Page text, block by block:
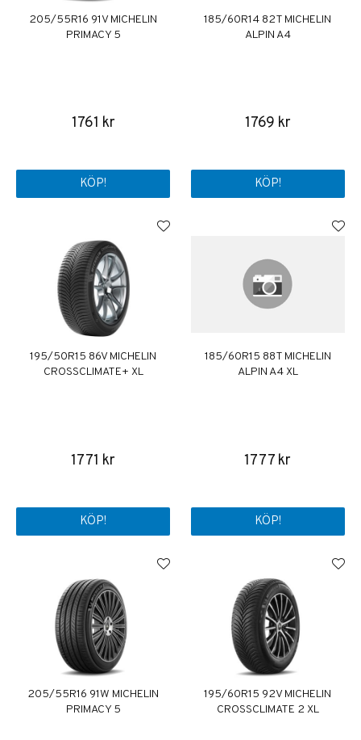
205/55R16 91V MICHELIN
PRIMACY 5
1761 kr
KÖP!
185/60R14 82T MICHELIN
ALPIN A4
1769 kr
KÖP!
195/50R15 86V MICHELIN
CROSSCLIMATE+ XL
1771 kr
KÖP!
185/60R15 88T MICHELIN
ALPIN A4 XL
1777 kr
KÖP!
205/55R16 91W MICHELIN
PRIMACY 5
195/60R15 92V MICHELIN
CROSSCLIMATE 2 XL